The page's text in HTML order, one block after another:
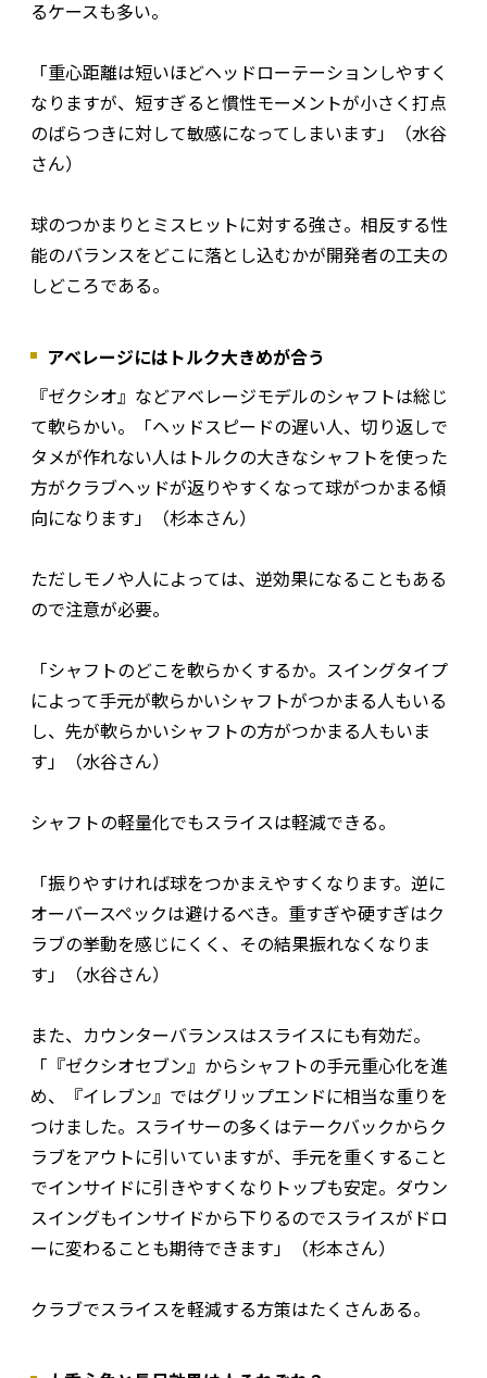
るケースも多い。
「重心距離は短いほどヘッドローテーションしやすく
なりますが、短すぎると慣性モーメントが小さく打点
のばらつきに対して敏感になってしまいます」（水谷
さん）
球のつかまりとミスヒットに対する強さ。相反する性
能のバランスをどこに落とし込むかが開発者の工夫の
しどころである。
アベレージにはトルク大きめが合う
『ゼクシオ』などアベレージモデルのシャフトは総じ
て軟らかい。「ヘッドスピードの遅い人、切り返しで
タメが作れない人はトルクの大きなシャフトを使った
方がクラブヘッドが返りやすくなって球がつかまる傾
向になります」（杉本さん）
ただしモノや人によっては、逆効果になることもある
ので注意が必要。
「シャフトのどこを軟らかくするか。スイングタイプ
によって手元が軟らかいシャフトがつかまる人もいる
し、先が軟らかいシャフトの方がつかまる人もいま
す」（水谷さん）
シャフトの軽量化でもスライスは軽減できる。
「振りやすければ球をつかまえやすくなります。逆に
オーバースペックは避けるべき。重すぎや硬すぎはク
ラブの挙動を感じにくく、その結果振れなくなりま
す」（水谷さん）
また、カウンターバランスはスライスにも有効だ。
「『ゼクシオセブン』からシャフトの手元重心化を進
め、『イレブン』ではグリップエンドに相当な重りを
つけました。スライサーの多くはテークバックからク
ラブをアウトに引いていますが、手元を重くすること
でインサイドに引きやすくなりトップも安定。ダウン
スイングもインサイドから下りるのでスライスがドロ
ーに変わることも期待できます」（杉本さん）
クラブでスライスを軽減する方策はたくさんある。